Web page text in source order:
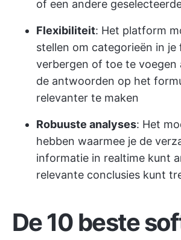
of een andere
Flexibiliteit: Het platform
stellen om categorieën in
verbergen of toe te voegen
de antwoorden op het
relevanter te maken
Robuuste analyses: Het
hebben waarmee je de
informatie in realtime kunt
relevante conclusies kunt
De 10 beste